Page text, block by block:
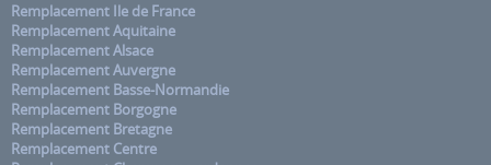
Remplacement Ile de France
Remplacement Aquitaine
Remplacement Alsace
Remplacement Auvergne
Remplacement Basse-Normandie
Remplacement Borgogne
Remplacement Bretagne
Remplacement Centre